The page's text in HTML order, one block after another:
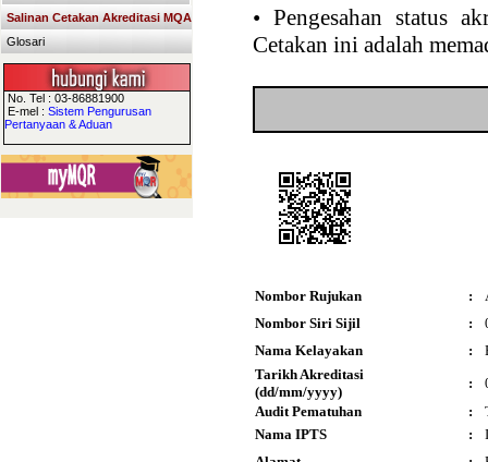
Salinan Cetakan Akreditasi MQA
Glosari
No. Tel : 03-86881900
E-mel : Sistem Pengurusan
Pertanyaan & Aduan
• Pengesahan status
Cetakan ini adalah
Nombor Rujukan :
Nombor Siri Sijil
:
Nama Kelayakan
:
Tarikh Akreditasi
(dd/mm/yyyy)
:
Audit Pematuhan
:
Nama IPTS
: